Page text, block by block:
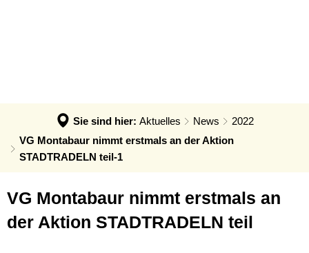
Klimaschutz: Infos & Impulse
Refill in der VG Montabaur
Solar- und Wärmebotschafter
Sie sind hier: Aktuelles News
2022
VG Montabaur nimmt erstmals an der Aktion
STADTRADELN teil-1
VG Montabaur nimmt erstmals an
der Aktion STADTRADELN teil